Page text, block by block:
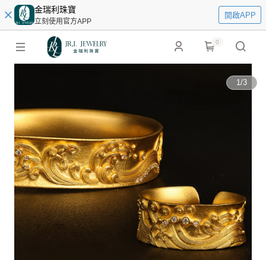
金瑞利珠寶
立刻使用官方APP
開啟APP
0
1/3